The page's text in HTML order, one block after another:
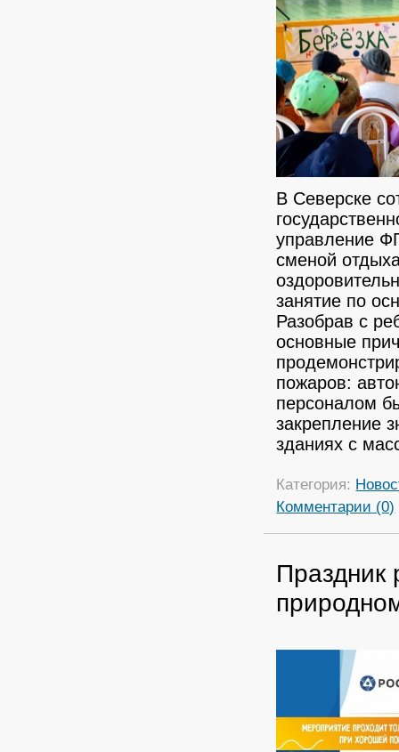
В Северске
управление
сменой
занятие по
Разобрав с
основные
пожаров:
персоналом
закрепление
зданиях с
Категория:
Комментарии (0)
Праздник